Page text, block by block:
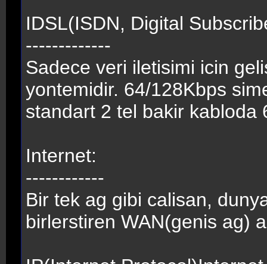
IDSL(ISDN, Digital
-------------
Sadece veri iletisimi icin
yontemidir. 64/128Kbps
standart 2 tel bakir kabloda
Internet:
------------
Bir tek ag gibi calisan,
birlerstiren WAN(genis ag)